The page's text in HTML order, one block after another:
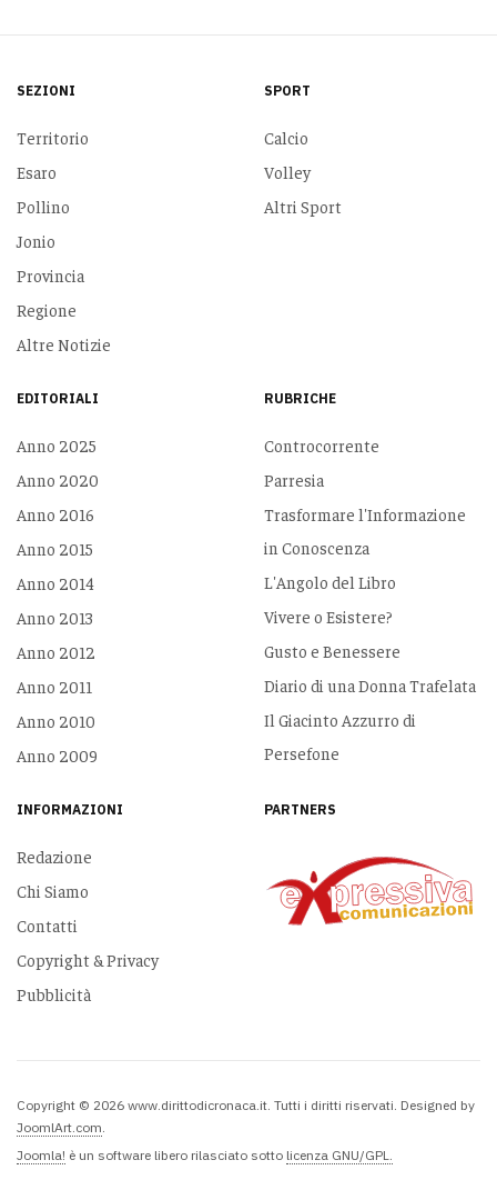
SEZIONI
Territorio
Esaro
Pollino
Jonio
Provincia
Regione
Altre Notizie
SPORT
Calcio
Volley
Altri Sport
EDITORIALI
Anno 2025
Anno 2020
Anno 2016
Anno 2015
Anno 2014
Anno 2013
Anno 2012
Anno 2011
Anno 2010
Anno 2009
RUBRICHE
Controcorrente
Parresia
Trasformare l'Informazione
in Conoscenza
L'Angolo del Libro
Vivere o Esistere?
Gusto e Benessere
Diario di una Donna Trafelata
Il Giacinto Azzurro di
Persefone
INFORMAZIONI
Redazione
Chi Siamo
Contatti
Copyright & Privacy
Pubblicità
PARTNERS
Copyright © 2026 www.dirittodicronaca.it. Tutti i diritti riservati. Designed by
JoomlArt.com
Joomla! è un software libero rilasciato sotto licenza GNU/GPL.